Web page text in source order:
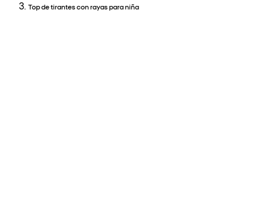
Top de tirantes con rayas para niña